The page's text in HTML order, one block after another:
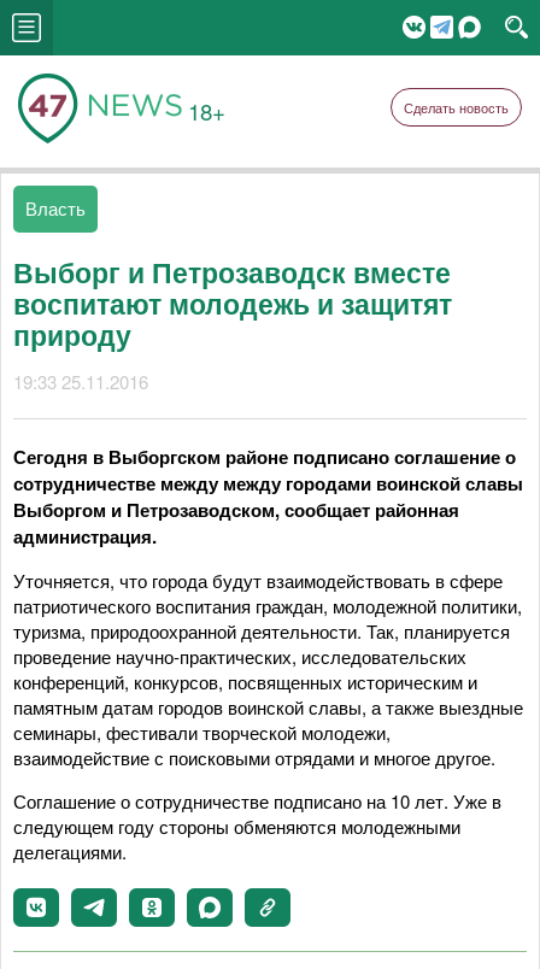
18+ Сделать новость
Власть
Выборг и Петрозаводск вместе
воспитают молодежь и защитят
природу
19:33 25.11.2016
Сегодня в Выборгском районе подписано соглашение о
сотрудничестве между между городами воинской славы
Выборгом и Петрозаводском, сообщает районная
администрация.
Уточняется, что города будут взаимодействовать в сфере
патриотического воспитания граждан, молодежной политики,
туризма, природоохранной деятельности. Так, планируется
проведение научно-практических, исследовательских
конференций, конкурсов, посвященных историческим и
памятным датам городов воинской славы, а также выездные
семинары, фестивали творческой молодежи,
взаимодействие с поисковыми отрядами и многое другое.
Соглашение о сотрудничестве подписано на 10 лет. Уже в
следующем году стороны обменяются молодежными
делегациями.